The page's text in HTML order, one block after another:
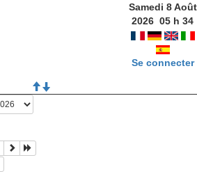
Samedi 8 Août
2026 05 h34
Se connecter